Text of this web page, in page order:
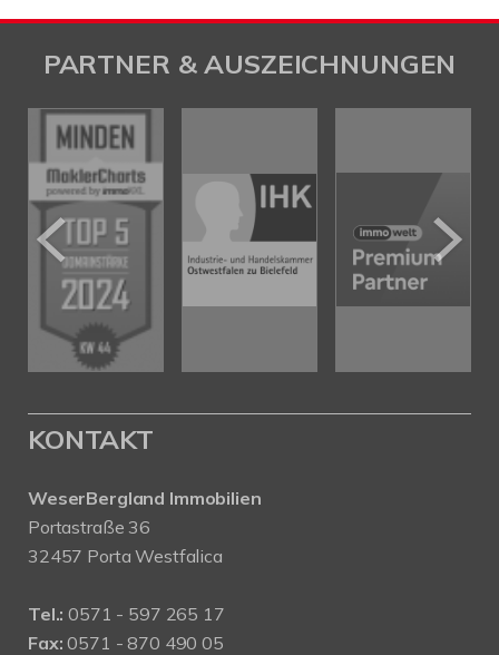
PARTNER & AUSZEICHNUNGEN
KONTAKT
WeserBergland Immobilien
Portastraße 36
32457 Porta Westfalica
Tel.: 0571 - 597 265 17
Fax: 0571 - 870 490 05